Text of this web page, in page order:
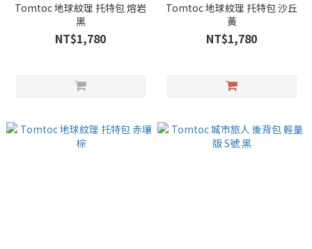
Tomtoc 地球紋理 托特包 熔岩
黑
NT$1,780
Tomtoc 地球紋理 托特包 沙丘
黃
NT$1,780